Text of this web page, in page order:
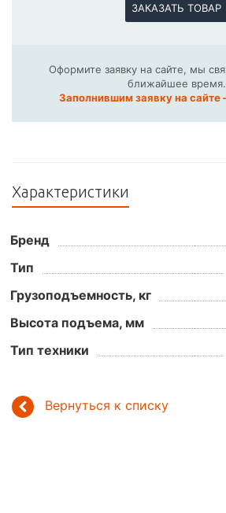
ЗАКАЗАТЬ ТОВАР
Оформите заявку на сайте, мы
ближайшее время.
Заполнившим заявку на сайте
Характеристики
Бренд
Тип
Грузоподъемность, кг
Высота подъема, мм
Тип техники
Вернуться к списку